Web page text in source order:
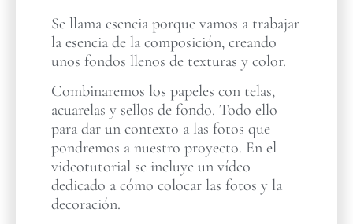
Se llama esencia porque vamos a trabajar
la esencia de la composición, creando
unos fondos llenos de texturas y color.
Combinaremos los papeles con telas,
acuarelas y sellos de fondo. Todo ello
para dar un contexto a las fotos que
pondremos a nuestro proyecto. En el
videotutorial se incluye un vídeo
dedicado a cómo colocar las fotos y la
decoración.